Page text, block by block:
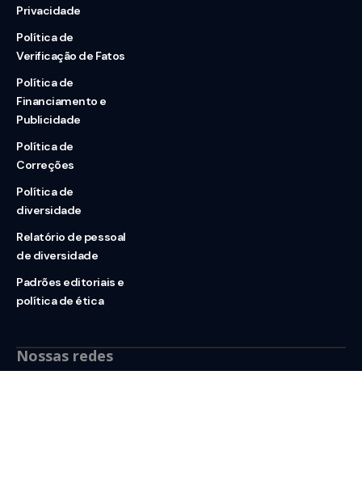
Privacidade
Política de
Verificação de Fatos
Política de
Financiamento e
Publicidade
Política de
Correções
Política de
diversidade
Relatório de pessoal
de diversidade
Padrões editoriais e
política de ética
Nossas redes